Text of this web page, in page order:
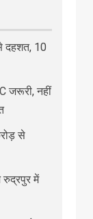
दहशत, 10
जरूरी, नहीं
से
में